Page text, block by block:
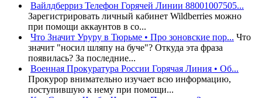
Вайлдберриз Телефон Горячей Линии 88001007505...
Зарегистрировать личный кабинет Wildberries можно
при помощи аккаунтов в со...
Что Значит Уруру в Тюрьме • Про зоновские пор... Что
значит "носил шляпу на буче"? Откуда эта фраза
появилась? За последние...
Военная Прокуратура России Горячая Линия • Об...
Прокурор внимательно изучает всю информацию,
поступившую к нему при помощи...